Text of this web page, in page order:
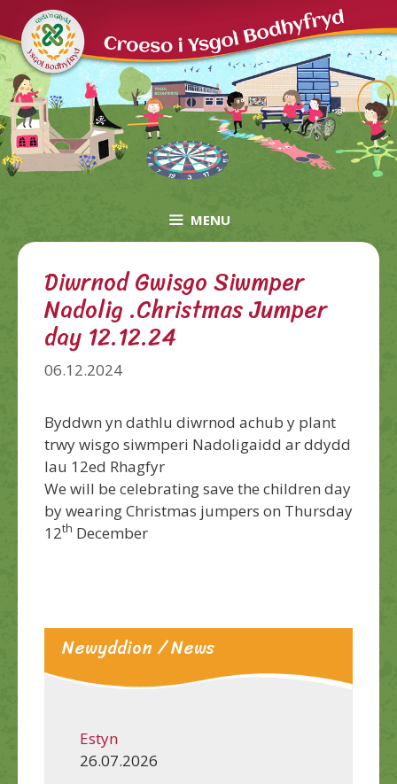
to
content
MENU
Diwrnod Gwisgo Siwmper
Nadolig .Christmas Jumper
day 12.12.24
06.12.2024
Byddwn yn dathlu diwrnod achub y plant
trwy wisgo siwmperi Nadoligaidd ar ddydd
Iau 12ed Rhagfyr
We will be celebrating save the children day
by wearing Christmas jumpers on Thursday
12th December
Newyddion / News
Estyn
26.07.2026